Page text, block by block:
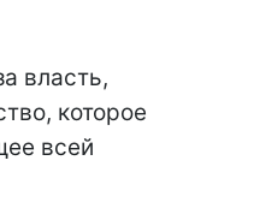
власть,
которое
всей